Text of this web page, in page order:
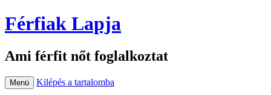
Férfiak Lapja
Ami férfit nőt foglalkoztat
Menü Kilépés a tartalomba